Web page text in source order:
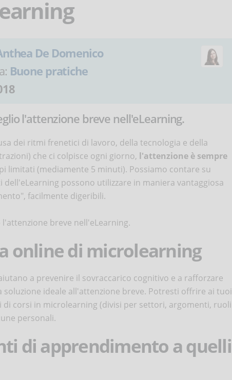
De Domenico
Buone pratiche
l'attenzione breve nell'eLearning.
dei ritmi frenetici di lavoro, della tecnologia e della
che ci colpisce ogni giorno, l'attenzione è sempre
limitati (mediamente 5 minuti). Possiamo contare su
possono utilizzare in maniera vantaggiosa
facilmente digeribili.
breve nell'eLearning.
online di microlearning
a prevenire il sovraccarico cognitivo e a rafforzare
ideale all'attenzione breve. Potresti offrire ai tuoi
corsi in microlearning (divisi per settori, argomenti, ruoli
personali.
di apprendimento a quelli